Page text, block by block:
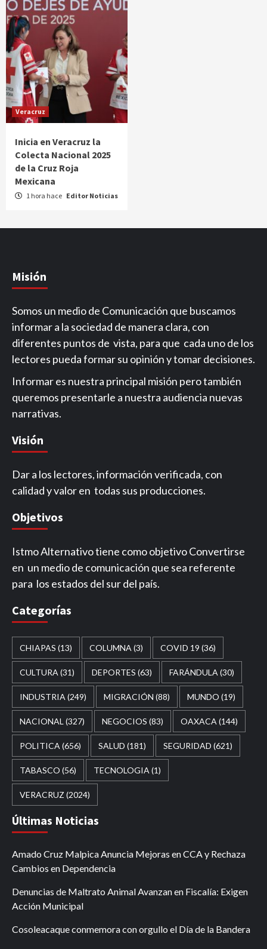
Veracruz
Inicia en Veracruz la
Colecta Nacional 2025
de la Cruz Roja
Mexicana
1 hora hace Editor Noticias
Misión
Somos un medio de Comunicación que buscamos
informar a la sociedad de manera clara, con
diferentes puntos de vista, para que cada uno de los
lectores pueda formar su opinión y tomar decisiones.
Informar es nuestra principal misión pero también
queremos presentarle a nuestra audiencia nuevas
narrativas.
Visión
Dar a los lectores, información verificada, con
calidad y valor en todas sus producciones.
Objetivos
Istmo Alternativo tiene como objetivo Convertirse
en un medio de comunicación que sea referente
para los estados del sur del país.
Categorías
CHIAPAS (13) COLUMNA (3) COVID 19 (36)
CULTURA (31) DEPORTES (63) FARÁNDULA (30)
INDUSTRIA (249) MIGRACIÓN (88) MUNDO (19)
NACIONAL (327) NEGOCIOS (83) OAXACA (144)
POLITICA (656) SALUD (181) SEGURIDAD (621)
TABASCO (56) TECNOLOGIA (1)
VERACRUZ (2024)
Últimas Noticias
Amado Cruz Malpica Anuncia Mejoras en CCA y Rechaza
Cambios en Dependencia
Denuncias de Maltrato Animal Avanzan en Fiscalía: Exigen
Acción Municipal
Cosoleacaque conmemora con orgullo el Día de la Bandera